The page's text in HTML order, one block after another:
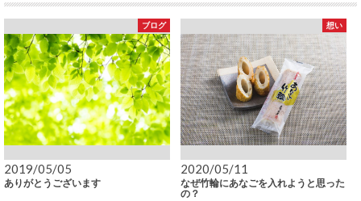
ブログ
2019/05/05
ありがとうございます
想い
2020/05/11
なぜ竹輪にあなごを入れようと思った
の？